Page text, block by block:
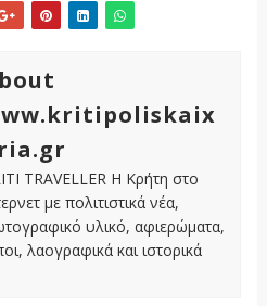
TRAVELLER Η Κρήτη στο
με πολιτιστικά νέα,
υλικό, αφιερώματα,
λαογραφικά και ιστορικά